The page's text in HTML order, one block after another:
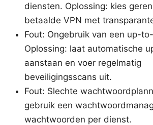
diensten. Oplossing: kies
betaalde VPN met
Fout: Ongebruik van een up-
Oplossing: laat automatische
aanstaan en voer regelmatig
beveiligingsscans uit.
Fout: Slechte
gebruik een
wachtwoorden per dienst.